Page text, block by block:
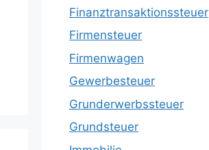
Finanztransaktionssteuer
Firmensteuer
Firmenwagen
Gewerbesteuer
Grunderwerbssteuer
Grundsteuer